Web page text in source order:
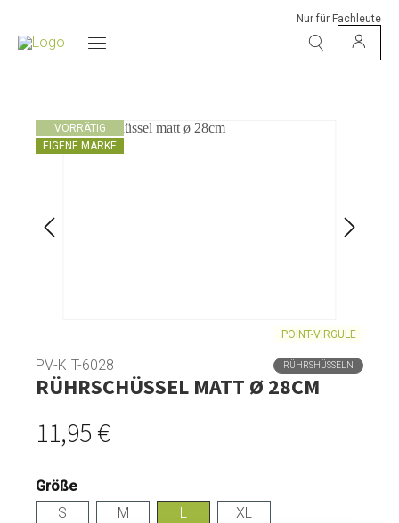
Nur für Fachleute
VORRÄTIG
EIGENE MARKE
POINT-VIRGULE
PV-KIT-6028 RÜHRSHÜSSELN
RÜHRSCHÜSSEL MATT Ø 28CM
11,95 €
Größe
L
M
S XL